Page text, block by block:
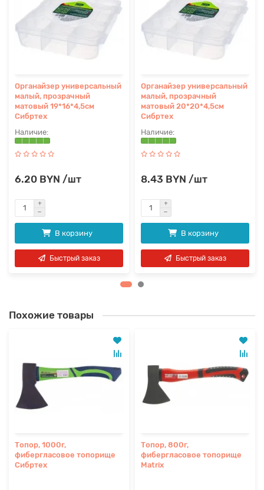
Органайзер универсальный
малый, прозрачный
матовый 19*16*4,5см
Сибртех
6.20 BYN /шт
В корзину
Быстрый заказ
Органайзер универсальный
малый, прозрачный
матовый 20*20*4,5см
Сибртех
8.43 BYN /шт
В корзину
Быстрый заказ
Похожие товары
Топор, 1000г,
фибергласовое топорище
Сибртех
Топор, 800г,
фибергласовое топорище
Matrix